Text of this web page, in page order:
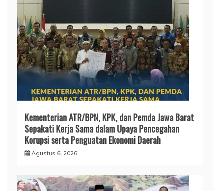
Kementerian ATR/BPN, KPK, dan Pemda Jawa Barat
Sepakati Kerja Sama dalam Upaya Pencegahan
Korupsi serta Penguatan Ekonomi Daerah
Agustus 6, 2026